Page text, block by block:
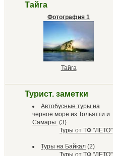
Тайга
Фотография 1
Тайга
Турист. заметки
Автобусные туры на
черное море из Тольятти и
Самары. (3)
Туры от ТФ "ЛЕТО"
Туры на Байкал (2)